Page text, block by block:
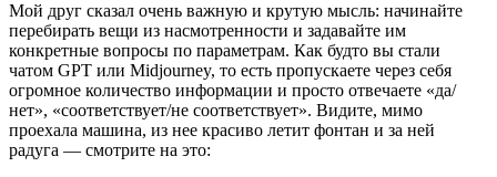
Мой друг сказал очень важную и крутую мысль: начинайте
перебирать вещи из насмотренности и задавайте им
конкретные вопросы по параметрам. Как будто вы стали
чатом GPT или Midjourney, то есть пропускаете через себя
огромное количество информации и просто отвечаете «да/
нет», «соответствует/не соответствует». Видите, мимо
проехала машина, из нее красиво летит фонтан и за ней
радуга — смотрите на это: